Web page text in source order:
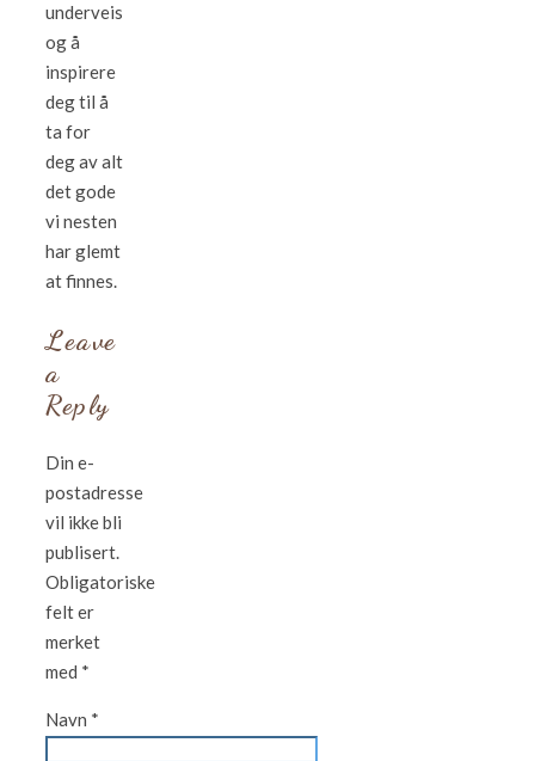
underveis
og å
inspirere
deg til å
ta for
deg av alt
det gode
vi nesten
har glemt
at finnes.
Leave
a
Reply
Din e-
postadresse
vil ikke bli
publisert.
Obligatoriske
felt er
merket
med *
Navn *